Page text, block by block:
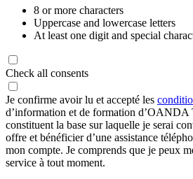
8 or more characters
Uppercase and lowercase letters
At least one digit and special
Check all consents
Je confirme avoir lu et accepté les
d’information et de formation
constituent la base sur laquelle je serai
offre et bénéficier d’une assistance
mon compte. Je comprends que je peux
service à tout moment.